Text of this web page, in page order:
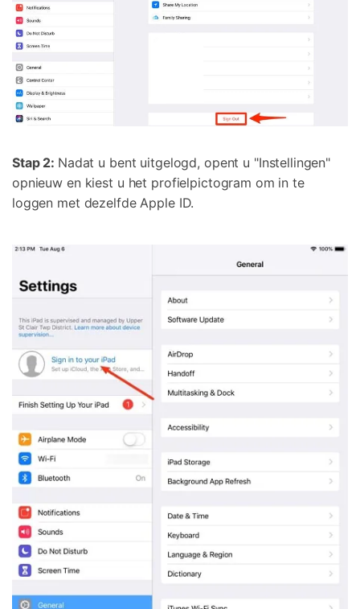
Stap 2: Nadat u bent uitgelogd, opent u "Instellingen"
opnieuw en kiest u het profielpictogram om in te
loggen met dezelfde Apple ID.